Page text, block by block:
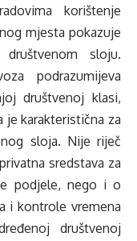
korištenje
mjesta pokazuje
društvenom sloju.
podrazumijeva
društvenoj klasi,
karakteristična za
sloja. Nije riječ
sredstava za
podjele, nego i o
i kontrole vremena
društvenoj